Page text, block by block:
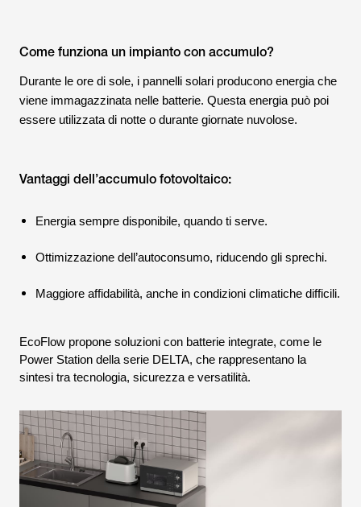
Come funziona un impianto con accumulo?
Durante le ore di sole, i pannelli solari producono energia che
viene immagazzinata nelle batterie. Questa energia può poi
essere utilizzata di notte o durante giornate nuvolose.
Vantaggi dell’accumulo fotovoltaico:
Energia sempre disponibile, quando ti serve.
Ottimizzazione dell’autoconsumo, riducendo gli sprechi.
Maggiore affidabilità, anche in condizioni climatiche difficili.
EcoFlow propone soluzioni con batterie integrate, come le
Power Station della serie DELTA, che rappresentano la
sintesi tra tecnologia, sicurezza e versatilità.